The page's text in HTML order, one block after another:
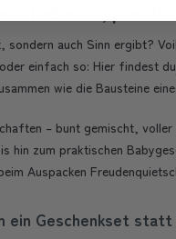
– liebevoll,
auch Sinn ergibt?
einfach so: Hier findest
wie die Bausteine
– bunt gemischt,
hin zum praktischen
Auspacken
ein Geschenkset